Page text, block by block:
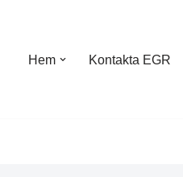
Hem Kontakta EGR